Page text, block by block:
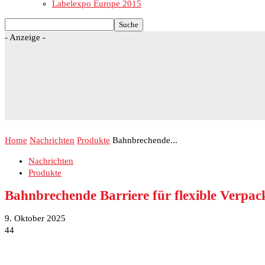
Labelexpo Europe 2015
- Anzeige -
Home Nachrichten Produkte Bahnbrechende...
Nachrichten
Produkte
Bahnbrechende Barriere für flexible
9. Oktober 2025
44